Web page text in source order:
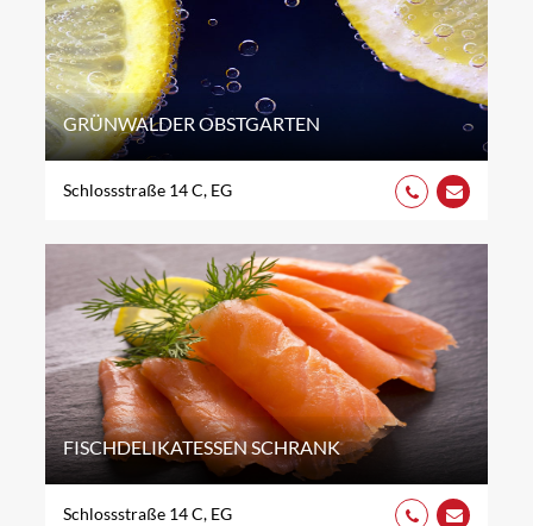
GRÜNWALDER OBSTGARTEN
Schlossstraße 14 C, EG
FISCHDELIKATESSEN SCHRANK
Schlossstraße 14 C, EG